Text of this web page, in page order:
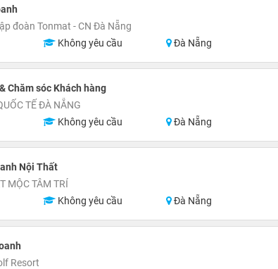
đoàn Tonmat - CN Đà Nẵng
Không yêu cầu Đà Nẵng
Chăm sóc Khách hàng
TẾ ĐÀ NẴNG
Không yêu cầu Đà Nẵng
Nội Thất
MỘC TÂM TRÍ
Không yêu cầu Đà Nẵng
Resort